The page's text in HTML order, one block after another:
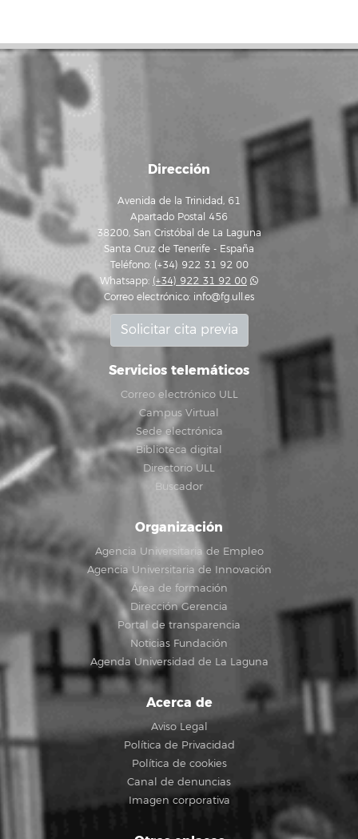
Dirección
Avenida de la Trinidad, 61
Apartado Postal 456
38200, San Cristóbal de La Laguna
Santa Cruz de Tenerife - España
Teléfono: (+34) 922 31 92 00
Whatsapp: (+34) 922 31 92 00
Correo electrónico: info@fg.ull.es
Solicitar cita previa
Servicios telemáticos
Correo electrónico ULL
Campus Virtual
Sede electrónica
Biblioteca digital
Directorio ULL
Buscador
Organización
Agencia Universitaria de Empleo
Agencia Universitaria de Innovación
Área de formación
Dirección Gerencia
Portal de transparencia
Noticias Fundación
Agenda Universidad de La Laguna
Acerca de
Aviso Legal
Política de Privacidad
Política de cookies
Canal de denuncias
Imagen corporativa